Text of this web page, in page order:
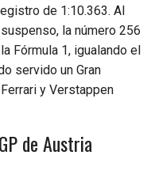
de 1:10.363. Al
la número 256
Fórmula 1, igualando el
servido un Gran
y Verstappen
de Austria